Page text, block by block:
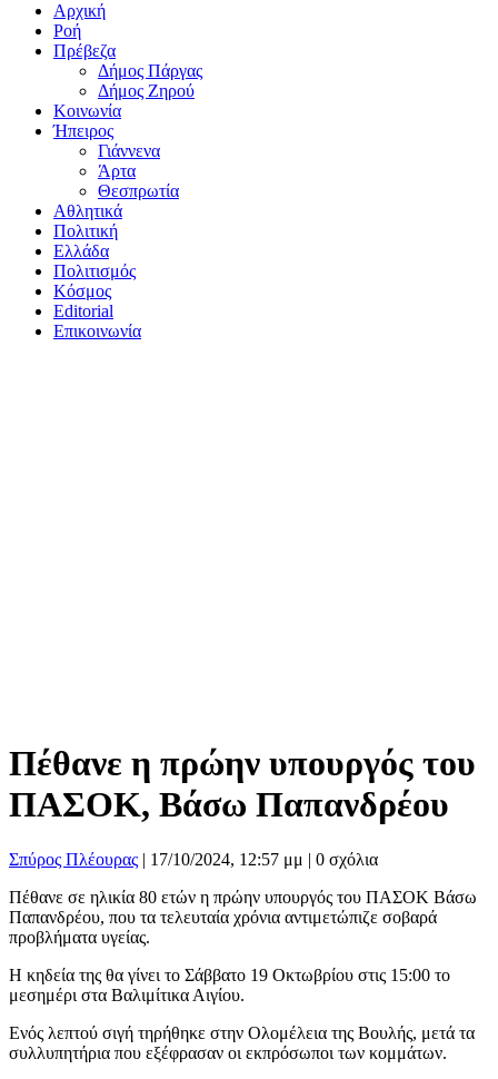
Αρχική
Ροή
Πρέβεζα
Δήμος Πάργας
Δήμος Ζηρού
Κοινωνία
Ήπειρος
Γιάννενα
Άρτα
Θεσπρωτία
Αθλητικά
Πολιτική
Ελλάδα
Πολιτισμός
Κόσμος
Editorial
Επικοινωνία
Πέθανε η πρώην υπουργός του
ΠΑΣΟΚ, Βάσω Παπανδρέου
Σπύρος Πλέουρας | 17/10/2024, 12:57 μμ | 0 σχόλια
Πέθανε σε ηλικία 80 ετών η πρώην υπουργός του ΠΑΣΟΚ Βάσω
Παπανδρέου, που τα τελευταία χρόνια αντιμετώπιζε σοβαρά
προβλήματα υγείας.
Η κηδεία της θα γίνει το Σάββατο 19 Οκτωβρίου στις 15:00 το
μεσημέρι στα Βαλιμίτικα Αιγίου.
Ενός λεπτού σιγή τηρήθηκε στην Ολομέλεια της Βουλής, μετά τα
συλλυπητήρια που εξέφρασαν οι εκπρόσωποι των κομμάτων.